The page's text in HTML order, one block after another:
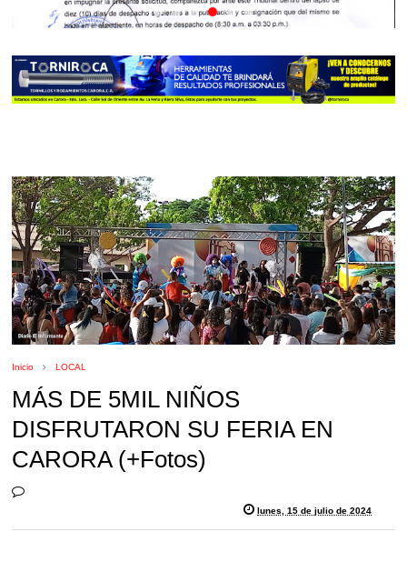
Inicio LOCAL
MÁS DE 5MIL NIÑOS
DISFRUTARON SU FERIA EN
CARORA (+Fotos)
lunes, 15 de julio de 2024